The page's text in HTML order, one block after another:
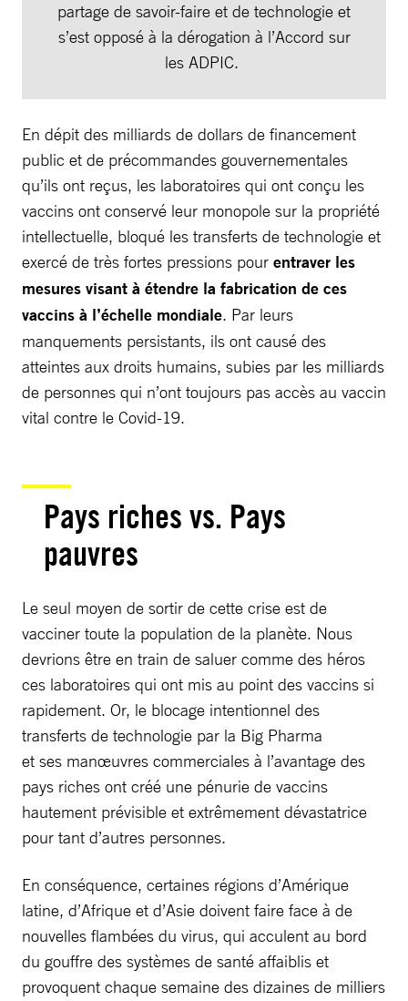
partage de savoir-faire et de technologie et
s’est opposé à la dérogation à l’Accord sur
les ADPIC.
En dépit des milliards de dollars de financement
public et de précommandes gouvernementales
qu’ils ont reçus, les laboratoires qui ont conçu les
vaccins ont conservé leur monopole sur la propriété
intellectuelle, bloqué les transferts de technologie et
exercé de très fortes pressions pour entraver les
mesures visant à étendre la fabrication de ces
vaccins à l’échelle mondiale. Par leurs
manquements persistants, ils ont causé des
atteintes aux droits humains, subies par les milliards
de personnes qui n’ont toujours pas accès au vaccin
vital contre le Covid-19.
Pays riches vs. Pays
pauvres
Le seul moyen de sortir de cette crise est de
vacciner toute la population de la planète. Nous
devrions être en train de saluer comme des héros
ces laboratoires qui ont mis au point des vaccins si
rapidement. Or, le blocage intentionnel des
transferts de technologie par la Big Pharma
et ses manœuvres commerciales à l’avantage des
pays riches ont créé une pénurie de vaccins
hautement prévisible et extrêmement dévastatrice
pour tant d’autres personnes.
En conséquence, certaines régions d’Amérique
latine, d’Afrique et d’Asie doivent faire face à de
nouvelles flambées du virus, qui acculent au bord
du gouffre des systèmes de santé affaiblis et
provoquent chaque semaine des dizaines de milliers